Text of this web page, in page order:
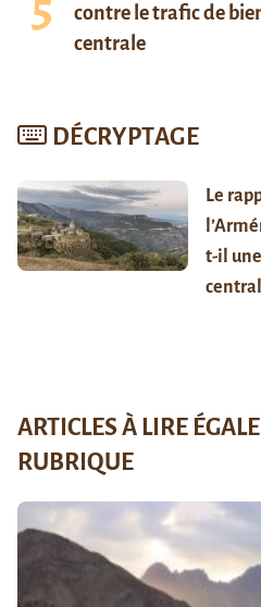
contre le trafic de
centrale
DÉCRYPTAGE
Le
t-il
ARTICLES À LIRE
RUBRIQUE